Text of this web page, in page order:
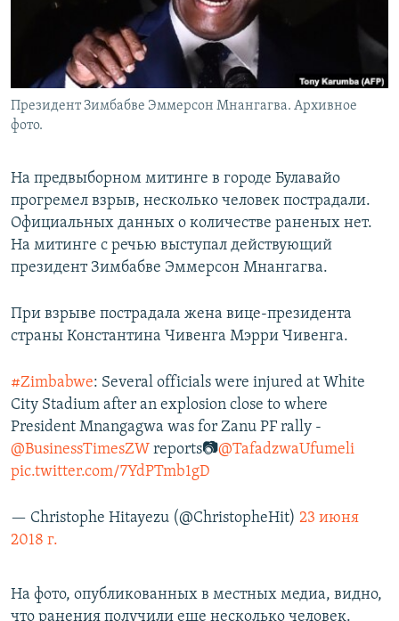
Президент Зимбабве Эммерсон Мнангагва. Архивное
фото.
На предвыборном митинге в городе Булавайо
прогремел взрыв, несколько человек пострадали.
Официальных данных о количестве раненых нет.
На митинге с речью выступал действующий
президент Зимбабве Эммерсон Мнангагва.
При взрыве пострадала жена вице-президента
страны Константина Чивенга Мэрри Чивенга.
#Zimbabwe: Several officials were injured at White
City Stadium after an explosion close to where
President Mnangagwa was for Zanu PF rally -
@BusinessTimesZW reports📷@TafadzwaUfumeli
pic.twitter.com/7YdPTmb1gD
— Christophe Hitayezu (@ChristopheHit) 23 июня
2018 г.
На фото, опубликованных в местных медиа, видно,
что ранения получили еще несколько человек.